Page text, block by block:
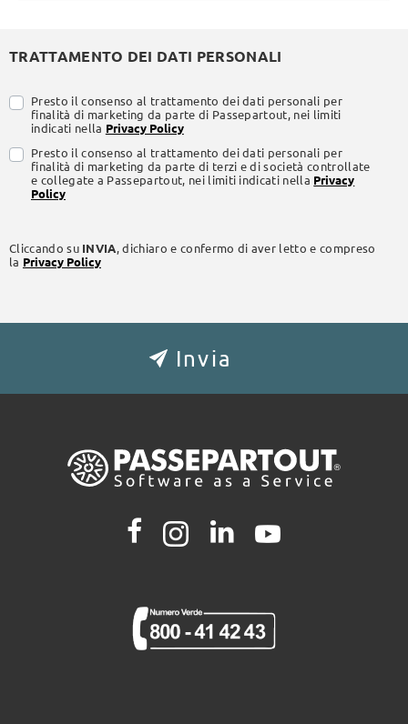
TRATTAMENTO DEI DATI PERSONALI
Presto il consenso al trattamento dei dati personali per
finalità di marketing da parte di Passepartout, nei limiti
indicati nella Privacy Policy
Presto il consenso al trattamento dei dati personali per
finalità di marketing da parte di terzi e di società controllate
e collegate a Passepartout, nei limiti indicati nella Privacy
Policy
Cliccando su INVIA, dichiaro e confermo di aver letto e compreso
la Privacy Policy